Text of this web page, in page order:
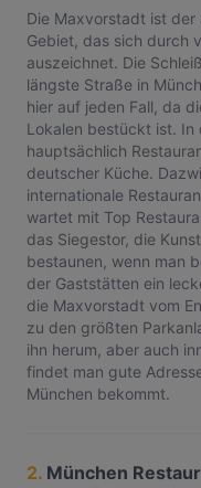
Die Maxvorstadt ist
Gebiet, das sich durch
auszeichnet. Die
längste Straße in
hier auf jeden Fall, da
Lokalen bestückt ist.
hauptsächlich
deutscher Küche.
internationale
wartet mit Top
das Siegestor, die
bestaunen, wenn man
der Gaststätten ein
die Maxvorstadt vom
zu den größten
ihn herum, aber auch
findet man gute
München bekommt.
2. München